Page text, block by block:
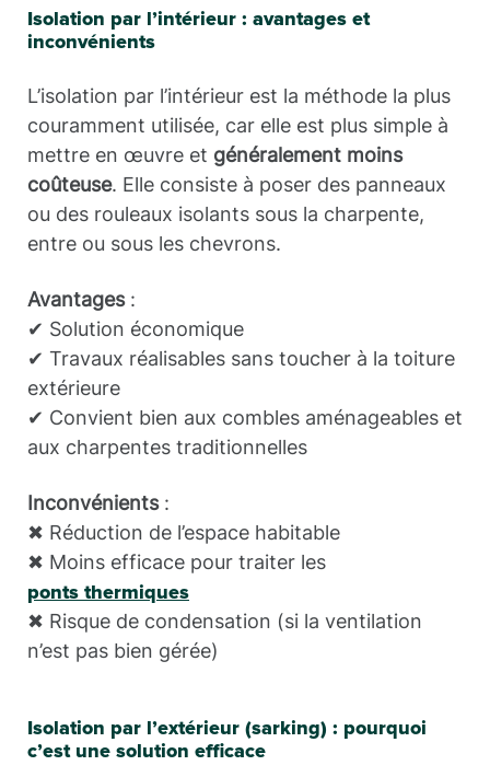
Isolation par l’intérieur : avantages et
inconvénients
L’isolation par l’intérieur est la méthode la plus
couramment utilisée, car elle est plus simple à
mettre en œuvre et généralement moins
coûteuse. Elle consiste à poser des panneaux
ou des rouleaux isolants sous la charpente,
entre ou sous les chevrons.
Avantages:
✔ Solution économique
✔ Travaux réalisables sans toucher à la toiture
extérieure
✔ Convient bien aux combles aménageables et
aux charpentes traditionnelles
Inconvénients:
✖ Réduction de l’espace habitable
✖ Moins efficace pour traiter les
ponts thermiques
✖ Risque de condensation (si la ventilation
n’est pas bien gérée)
Isolation par l’extérieur (sarking) : pourquoi
c’est une solution efficace